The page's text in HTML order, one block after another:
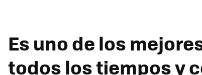
Es uno de los
todos los tiempos y